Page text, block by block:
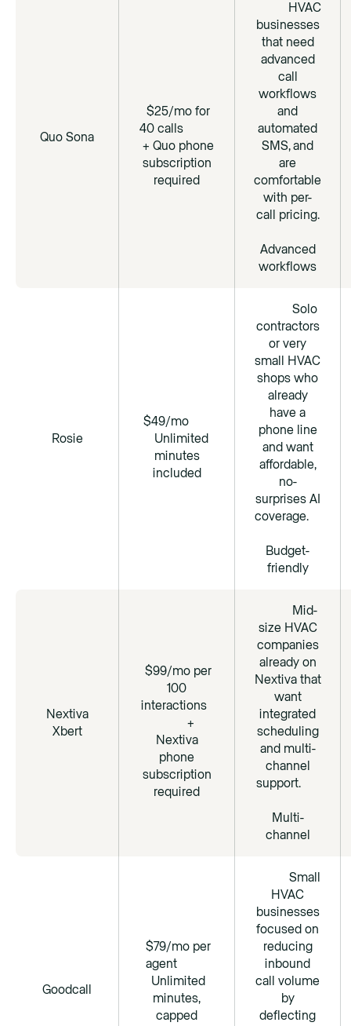
Quo Sona
$25/mo for
40 calls
+ Quo phone
subscription
required
HVAC
businesses
that need
advanced
call
workflows
and
automated
SMS, and
are
comfortable
with per-
call pricing.
Advanced
workflows
Rosie
$49/mo
Unlimited
minutes
included
Solo
contractors
or very
small HVAC
shops who
already
have a
phone line
and want
affordable,
no-
surprises AI
coverage.
Budget-
friendly
Nextiva
Xbert
$99/mo per
100
interactions
+
Nextiva
phone
subscription
required
Mid-
size HVAC
companies
already on
Nextiva that
want
integrated
scheduling
and multi-
channel
support.
Multi-
channel
Goodcall
$79/mo per
agent
Unlimited
minutes,
capped
Small
HVAC
businesses
focused on
reducing
inbound
call volume
by
deflecting